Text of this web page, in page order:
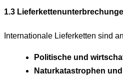
1.3
Internationale Lieferketten sind
Politische und
Naturkatastrophen